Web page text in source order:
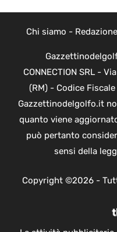
Chi siamo - Redazione
CONNECTION SRL -
(RM) - Codice
Gazzettinodelgolfo.it
quanto viene
può pertanto
sensi della
Copyright ©2026 -